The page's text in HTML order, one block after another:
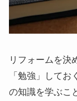
リフォームを決
「勉強」して
の知識を学ぶこ